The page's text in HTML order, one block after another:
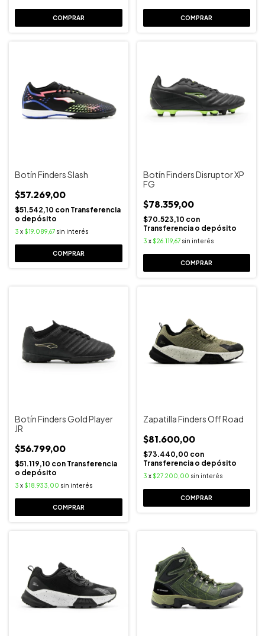
COMPRAR COMPRAR
Botín Finders Slash
$57.269,00
$51.542,10 con Transferencia
o depósito
3 x $19.089,67 sin interés
COMPRAR
Botín Finders Disruptor XP
FG
$78.359,00
$70.523,10 con
Transferencia o depósito
3 x $26.119,67 sin interés
COMPRAR
Botín Finders Gold Player
JR
$56.799,00
$51.119,10 con Transferencia
o depósito
3 x $18.933,00 sin interés
COMPRAR
Zapatilla Finders Off Road
$81.600,00
$73.440,00 con
Transferencia o depósito
3 x $27.200,00 sin interés
COMPRAR